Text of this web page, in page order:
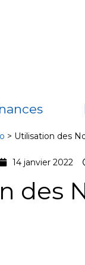
> Utilisation des
14 janvier 2022
des